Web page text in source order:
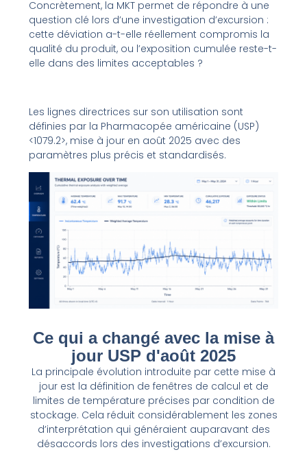
Concrètement, la MKT permet de répondre à une
question clé lors d’une investigation d’excursion :
cette déviation a-t-elle réellement compromis la
qualité du produit, ou l’exposition cumulée reste-t-
elle dans des limites acceptables ?
Les lignes directrices sur son utilisation sont
définies par la Pharmacopée américaine (USP)
<1079.2>, mise à jour en août 2025 avec des
paramètres plus précis et standardisés.
Ce qui a changé avec la mise à
jour USP d'août 2025
La principale évolution introduite par cette mise à
jour est la définition de fenêtres de calcul et de
limites de température précises par condition de
stockage. Cela réduit considérablement les zones
d’interprétation qui généraient auparavant des
désaccords lors des investigations d’excursion.